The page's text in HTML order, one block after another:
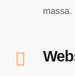
massa.